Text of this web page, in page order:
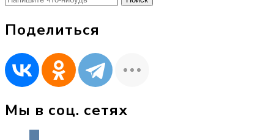
Поделиться
Мы в соц. сетях